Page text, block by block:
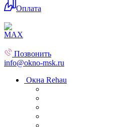
Оплата
Позвонить
info@okno-msk.ru
Окна Rehau